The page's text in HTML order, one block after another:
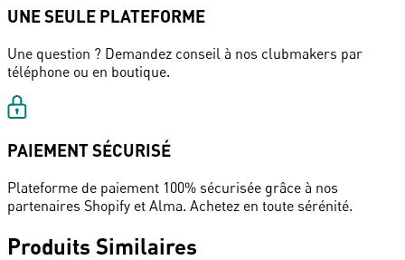
UNE SEULE PLATEFORME
Une question ? Demandez conseil à nos clubmakers par
téléphone ou en boutique.
PAIEMENT SÉCURISÉ
Plateforme de paiement 100% sécurisée grâce à nos
partenaires Shopify et Alma. Achetez en toute sérénité.
Produits Similaires